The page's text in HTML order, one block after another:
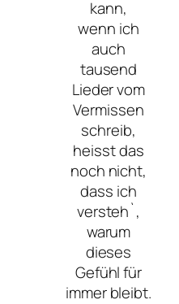
kann,
wenn ich
auch
tausend
Lieder vom
Vermissen
schreib,
heisst das
noch nicht,
dass ich
versteh`,
warum
dieses
Gefühl für
immer bleibt.